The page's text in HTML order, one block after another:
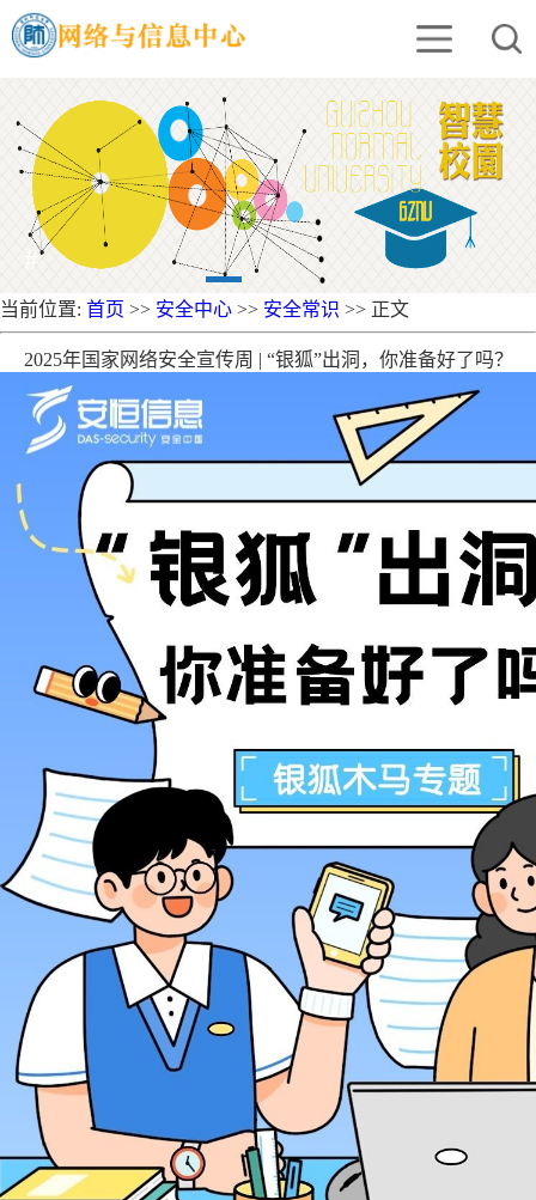
#
当前位置: 首页 >> 安全中心 >> 安全常识 >> 正文
2025年国家网络安全宣传周 | “银狐”出洞，你准备好了吗？